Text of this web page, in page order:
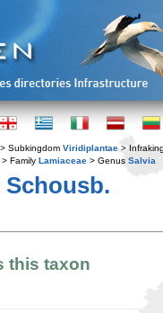
> Subkingdom Viridiplantae >
> Family Lamiaceae > Genus Salvia
Schousb.
this taxon